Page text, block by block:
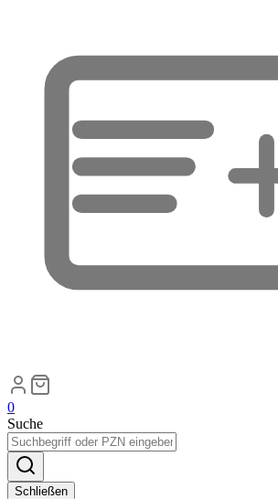
0
Suche
Schließen